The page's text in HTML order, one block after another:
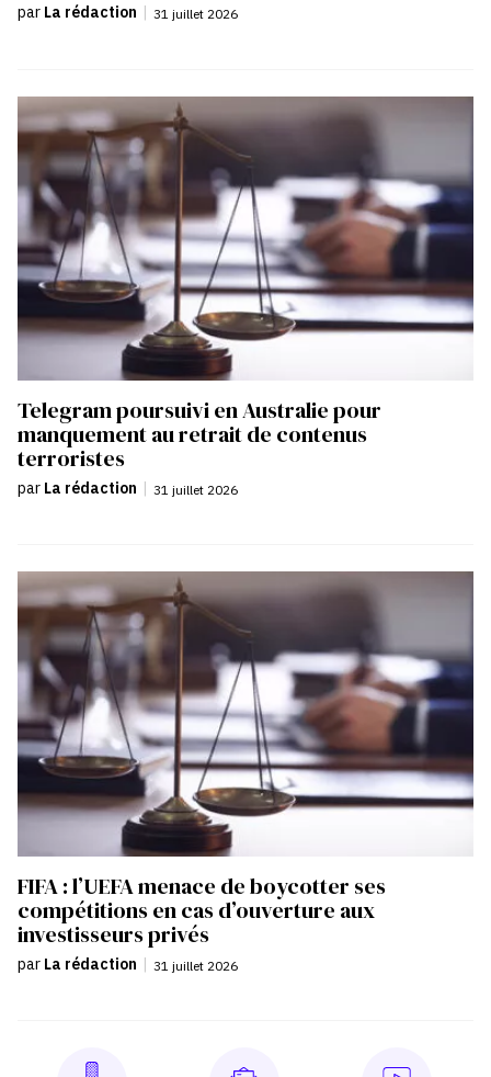
par La rédaction 31 juillet 2026
Telegram poursuivi en Australie pour
manquement au retrait de contenus
terroristes
par La rédaction | 31 juillet 2026
FIFA : l’UEFA menace de boycotter ses
compétitions en cas d’ouverture aux
investisseurs privés
par La rédaction | 31 juillet 2026